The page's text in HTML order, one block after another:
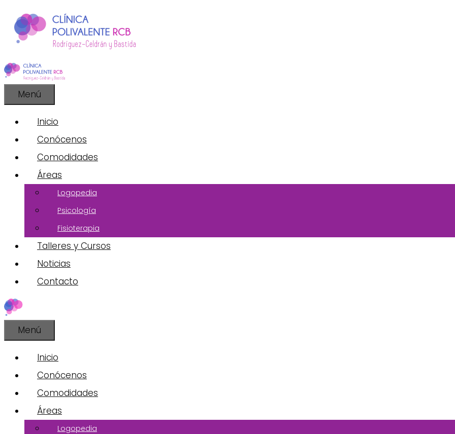
contenido
Menú
Inicio
Conócenos
Comodidades
Áreas
Logopedia
Psicología
Fisioterapia
Talleres y Cursos
Noticias
Contacto
Menú
Inicio
Conócenos
Comodidades
Áreas
Logopedia